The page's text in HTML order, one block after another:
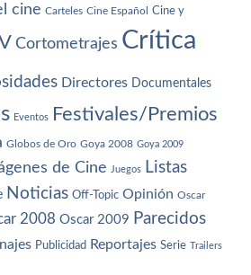
cine Carteles Cine Español Cine y
Cortometrajes Crítica
Directores Documentales
Eventos Festivales/Premios
Globos de Oro Goya 2008 Goya 2009
de Cine Juegos Listas
Noticias Off-Topic Opinión Oscar
2008 Oscar 2009 Parecidos
Publicidad Reportajes Serie Trailers